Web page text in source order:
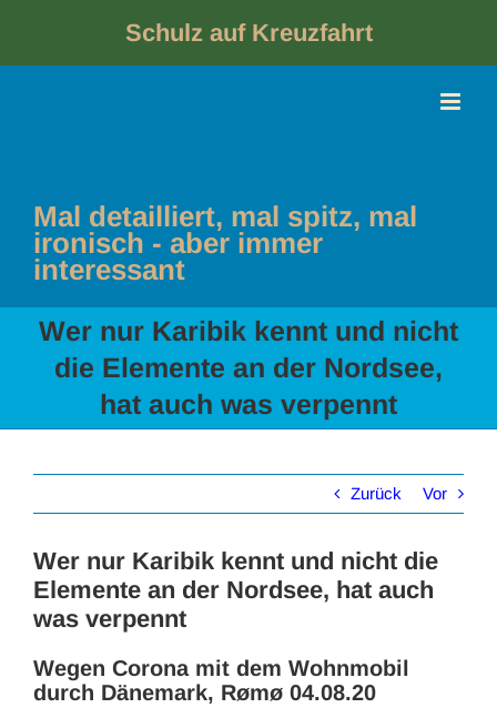
Schulz auf Kreuzfahrt
Mal detailliert, mal spitz, mal
ironisch - aber immer
interessant
Wer nur Karibik kennt und nicht
die Elemente an der Nordsee,
hat auch was verpennt
Zurück Vor
Wer nur Karibik kennt und nicht die
Elemente an der Nordsee, hat auch
was verpennt
Wegen Corona mit dem Wohnmobil
durch Dänemark, Rømø 04.08.20